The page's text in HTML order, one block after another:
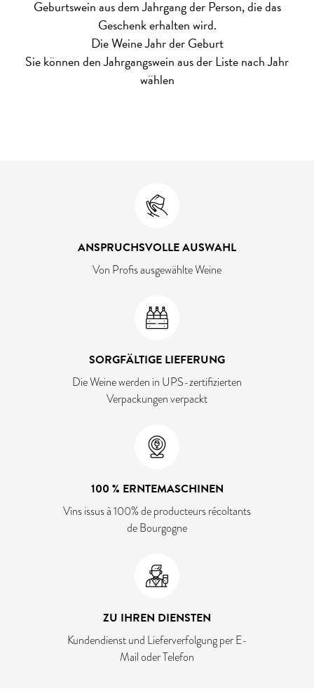
Geburtswein aus dem Jahrgang der Person, die das
Geschenk erhalten wird.
Die Weine Jahr der Geburt
Sie können den Jahrgangswein aus der Liste nach Jahr
wählen
ANSPRUCHSVOLLE AUSWAHL
Von Profis ausgewählte Weine
SORGFÄLTIGE LIEFERUNG
Die Weine werden in UPS-zertifizierten
Verpackungen verpackt
100 % ERNTEMASCHINEN
Vins issus à 100% de producteurs récoltants
de Bourgogne
ZU IHREN DIENSTEN
Kundendienst und Lieferverfolgung per E-
Mail oder Telefon